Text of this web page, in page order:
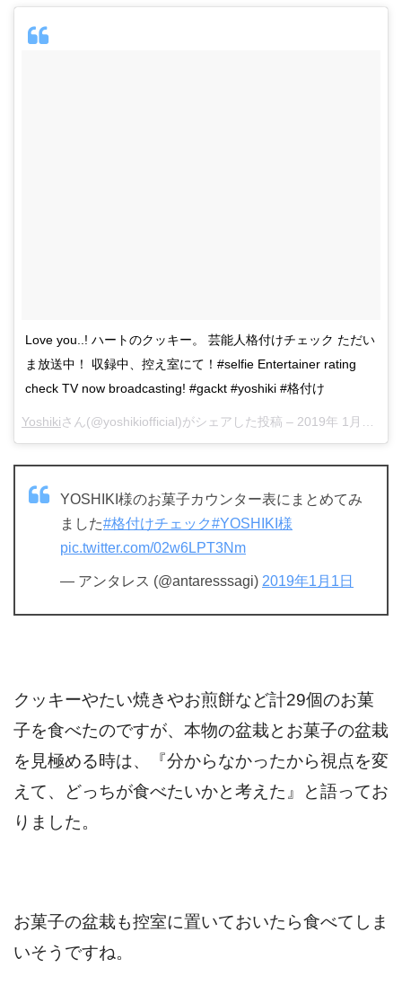
Love you..! ハートのクッキー。 芸能人格付けチェック ただい
ま放送中！ 収録中、控え室にて！#selfie Entertainer rating
check TV now broadcasting! #gackt #yoshiki #格付け
Yoshikiさん(@yoshikiofficial)がシェアした投稿 – 2019年 1月月1日午前3時03分PST
YOSHIKI様のお菓子カウンター表にまとめてみ
ました#格付けチェック#YOSHIKI様
pic.twitter.com/02w6LPT3Nm
— アンタレス (@antaresssagi) 2019年1月1日
クッキーやたい焼きやお煎餅など計29個のお菓
子を食べたのですが、本物の盆栽とお菓子の盆栽
を見極める時は、『分からなかったから視点を変
えて、どっちが食べたいかと考えた』と語ってお
りました。
お菓子の盆栽も控室に置いておいたら食べてしま
いそうですね。